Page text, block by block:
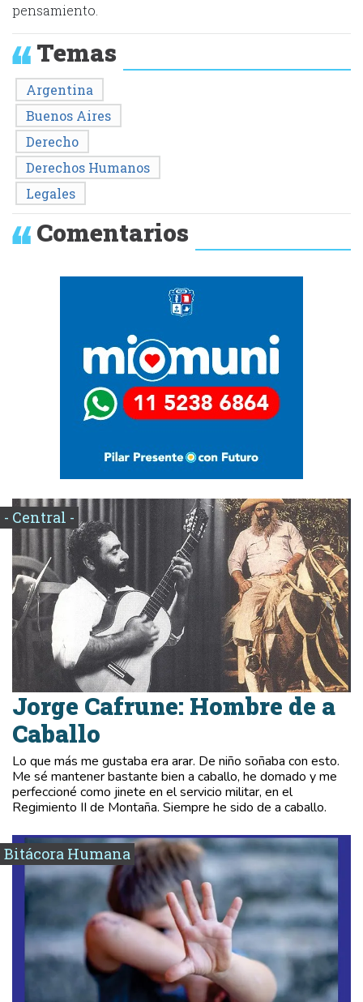
pensamiento.
Temas
Argentina
Buenos Aires
Derecho
Derechos Humanos
Legales
Comentarios
- Central -
Jorge Cafrune: Hombre de a
Caballo
Lo que más me gustaba era arar. De niño soñaba con esto.
Me sé mantener bastante bien a caballo, he domado y me
perfeccioné como jinete en el servicio militar, en el
Regimiento II de Montaña. Siempre he sido de a caballo.
Bitácora Humana